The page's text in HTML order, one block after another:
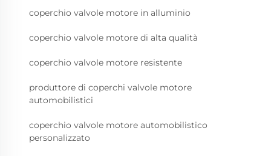
coperchio valvole motore in alluminio
coperchio valvole motore di alta qualità
coperchio valvole motore resistente
produttore di coperchi valvole motore
automobilistici
coperchio valvole motore automobilistico
personalizzato